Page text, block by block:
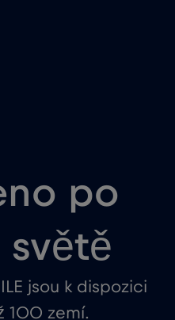
po
jsou k dispozici
100 zemí.